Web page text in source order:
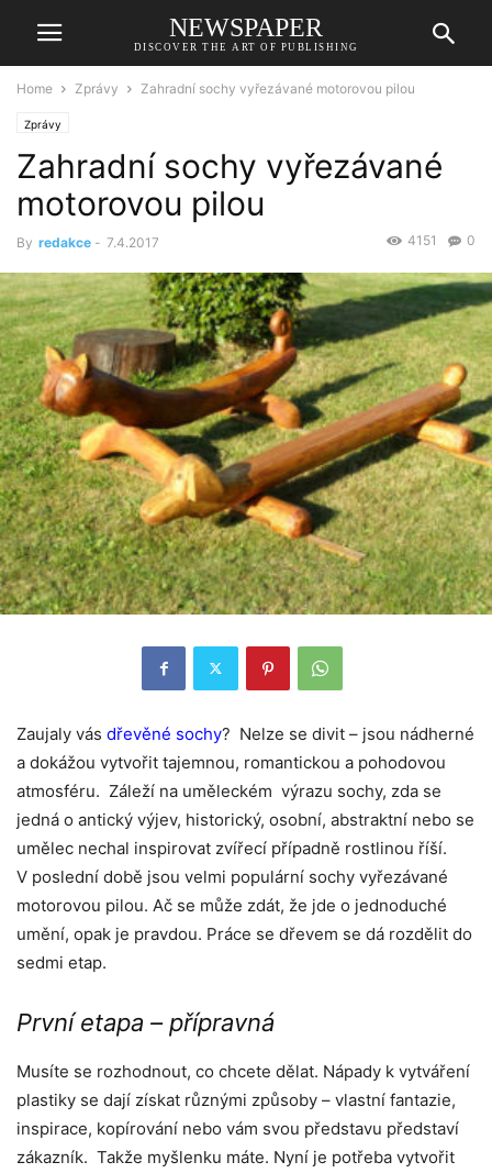
NEWSPAPER
DISCOVER THE ART OF PUBLISHING
Home Zprávy Zahradní sochy vyřezávané motorovou pilou
Zprávy
Zahradní sochy vyřezávané
motorovou pilou
By redakce - 7.4.2017 0
4151
Zaujaly vás dřevěné sochy? Nelze se divit – jsou nádherné
a dokážou vytvořit tajemnou, romantickou a pohodovou
atmosféru. Záleží na uměleckém výrazu sochy, zda se
jedná o antický výjev, historický, osobní, abstraktní nebo se
umělec nechal inspirovat zvířecí případně rostlinou říší.
V poslední době jsou velmi populární sochy vyřezávané
motorovou pilou. Ač se může zdát, že jde o jednoduché
umění, opak je pravdou. Práce se dřevem se dá rozdělit do
sedmi etap.
První etapa – přípravná
Musíte se rozhodnout, co chcete dělat. Nápady k vytváření
plastiky se dají získat různými způsoby – vlastní fantazie,
inspirace, kopírování nebo vám svou představu představí
zákazník. Takže myšlenku máte. Nyní je potřeba vytvořit